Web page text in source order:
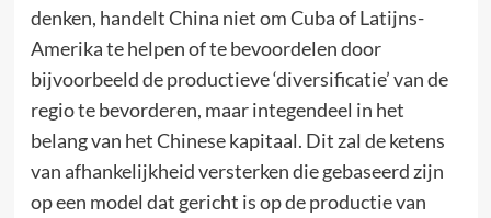
denken, handelt China niet om Cuba of Latijns-
Amerika te helpen of te bevoordelen door
bijvoorbeeld de productieve ‘diversificatie’ van de
regio te bevorderen, maar integendeel in het
belang van het Chinese kapitaal. Dit zal de ketens
van afhankelijkheid versterken die gebaseerd zijn
op een model dat gericht is op de productie van